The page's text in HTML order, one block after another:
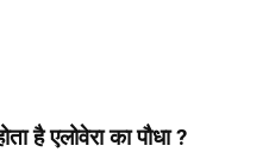
है एलोवेरा का पौधा?